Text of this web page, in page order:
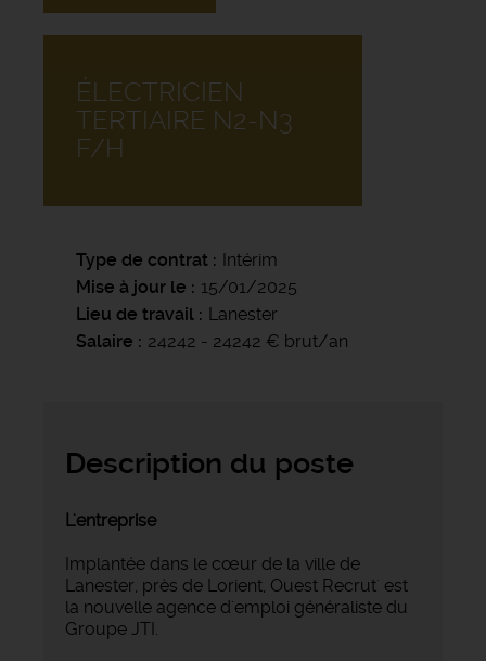
ÉLECTRICIEN
TERTIAIRE N2-N3
F/H
Type de contrat
Intérim
Mise à jour le
15/01/2025
Lieu de travail
Lanester
Salaire
24242 - 24242 € brut/an
Description du poste
L'entreprise
Implantée dans le cœur de la ville de
Lanester, près de Lorient, Ouest Recrut' est
la nouvelle agence d'emploi généraliste du
Groupe JTI.